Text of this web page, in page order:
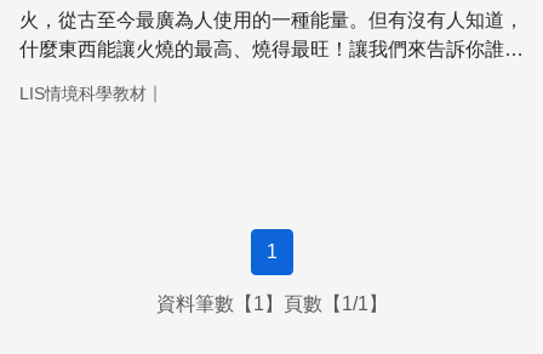
火，從古至今最廣為人使用的一種能量。但有沒有人知道，
什麼東西能讓火燒的最高、燒得最旺！讓我們來告訴你誰是
LIS情境科學教材 ｜
1
資料筆數【1】頁數【1/1】